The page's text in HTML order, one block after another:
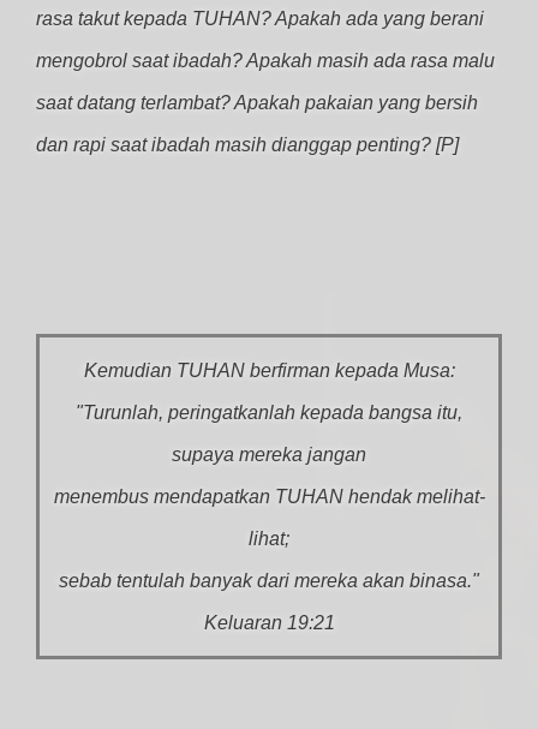
rasa takut kepada TUHAN? Apakah ada yang berani
mengobrol saat ibadah? Apakah masih ada rasa malu
saat datang terlambat? Apakah pakaian yang bersih
dan rapi saat ibadah masih dianggap penting? [P]
Kemudian TUHAN berfirman kepada Musa:
"Turunlah, peringatkanlah kepada bangsa itu,
supaya mereka jangan
menembus mendapatkan TUHAN hendak melihat-
lihat;
sebab tentulah banyak dari mereka akan binasa."
Keluaran 19:21